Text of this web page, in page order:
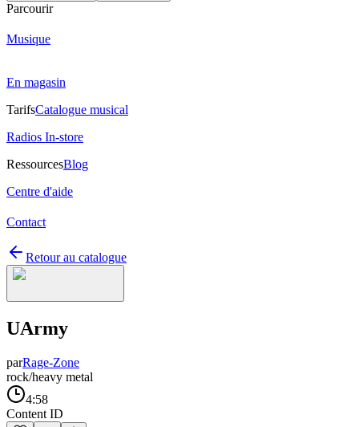
Parcourir
Musique
En magasin
TarifsCatalogue musical
Radios In-store
RessourcesBlog
Centre d'aide
Contact
Retour au catalogue
UArmy
parRage-Zone
rock/heavy metal
4:58
Content ID